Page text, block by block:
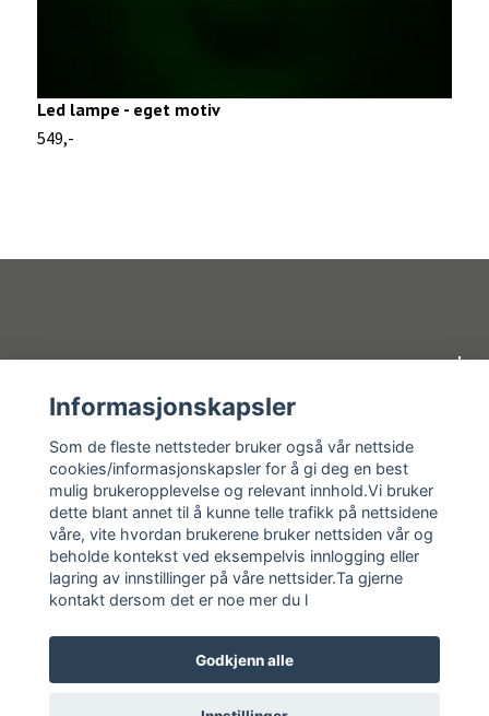
Led lampe - eget motiv
549,-
Kundeservice
Sosiale medier
© 2026 Vassbrekko AS
Informasjonskapsler
Som de fleste nettsteder bruker også vår nettside
cookies/informasjonskapsler for å gi deg en best
mulig brukeropplevelse og relevant innhold.Vi bruker
dette blant annet til å kunne telle trafikk på nettsidene
våre, vite hvordan brukerene bruker nettsiden vår og
beholde kontekst ved eksempelvis innlogging eller
lagring av innstillinger på våre nettsider.Ta gjerne
kontakt dersom det er noe mer du l
Godkjenn alle